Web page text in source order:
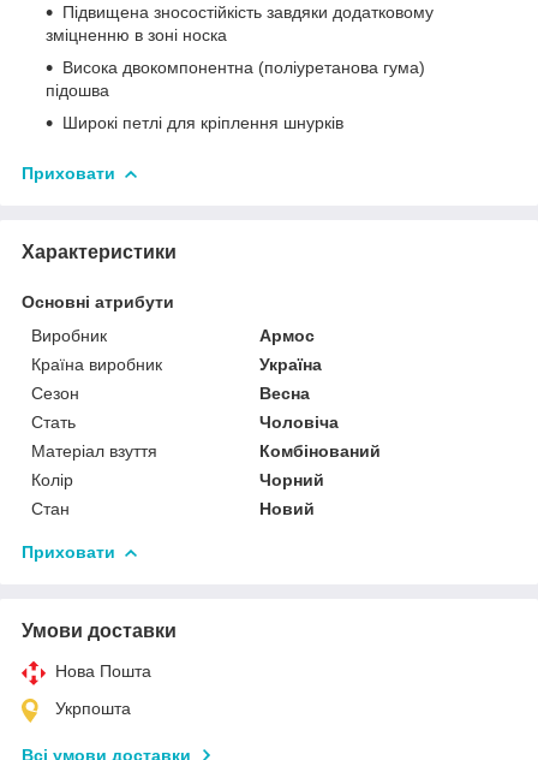
Підвищена зносостійкість завдяки додатковому
зміцненню в зоні носка
Висока двокомпонентна (поліуретанова гума)
підошва
Широкі петлі для кріплення шнурків
Приховати
Характеристики
Основні атрибути
Виробник
Армос
Країна виробник
Україна
Сезон
Весна
Стать
Чоловіча
Матеріал взуття
Комбінований
Колір
Чорний
Стан
Новий
Приховати
Умови доставки
Нова Пошта
Укрпошта
Всі умови доставки